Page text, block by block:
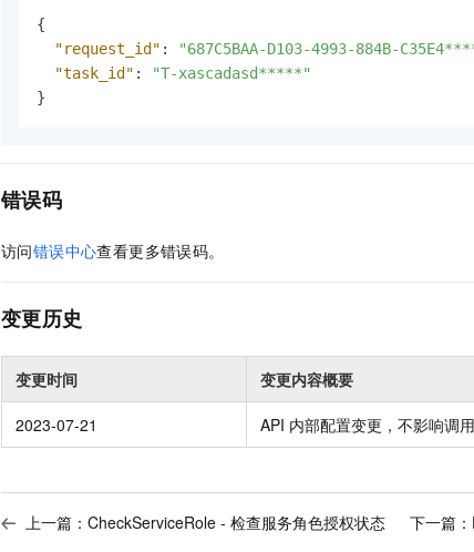
{
"request_id" : "687C5BAA-D103-4993-884B-
"task_id" :
"T-xascadasd*****"
}
错误码
访问错误中心查看更多错误码。
变更历史
变更时间 变更内容概要
2023-07-21 API 内部配置变更，不影响调用
上一篇： CheckServiceRole - 检查服务角色授权状态 下一篇：